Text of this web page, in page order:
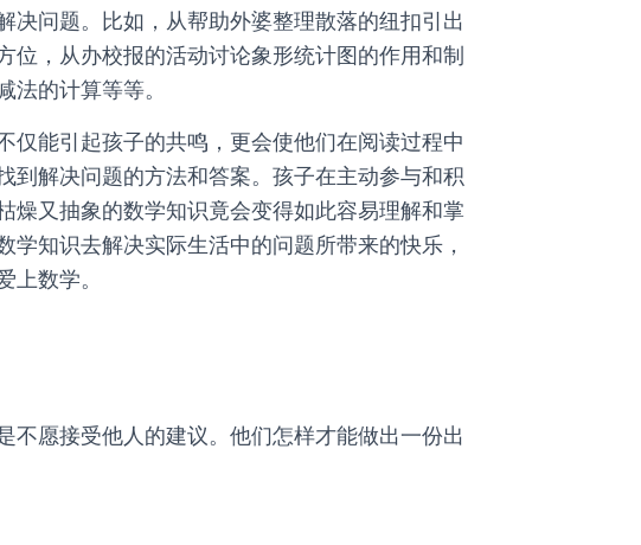
决问题。比如，从帮助外婆整理散落的纽扣引出
，从办校报的活动讨论象形统计图的作用和制
法的计算等等。
仅能引起孩子的共鸣，更会使他们在阅读过程中
到解决问题的方法和答案。孩子在主动参与和积
燥又抽象的数学知识竟会变得如此容易理解和掌
知识去解决实际生活中的问题所带来的快乐，
上数学。
不愿接受他人的建议。他们怎样才能做出一份出